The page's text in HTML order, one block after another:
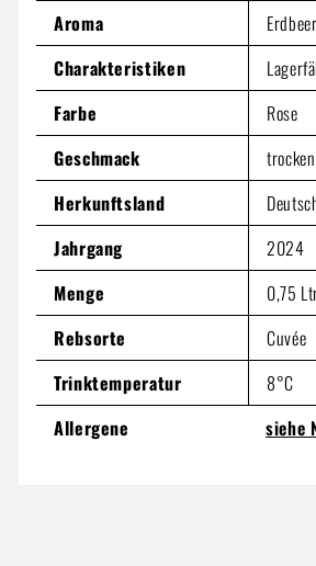
Aroma
Charakteristiken
Farbe
Rose
Geschmack
trocken
Herkunftsland
Jahrgang
2024
Menge
0,75
Rebsorte
Cuvée
Trinktemperatur
8°C
Allergene
siehe